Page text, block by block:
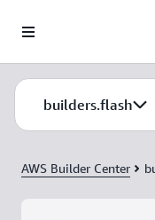
builders.flash
AWS Builder Center